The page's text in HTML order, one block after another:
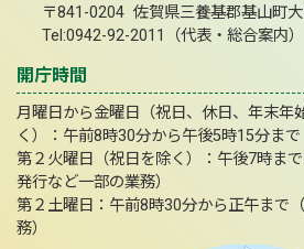
〒841-0204 佐賀県三養基郡基山町
Tel:0942-92-2011（代表・総合案内
開庁時間
月曜日から金曜日（祝日、休日、年末年
く）：午前8時30分から午後5時15分まで
第２火曜日（祝日を除く）：午後7時ま
発行など一部の業務）
第２土曜日：午前8時30分から正午まで
務）